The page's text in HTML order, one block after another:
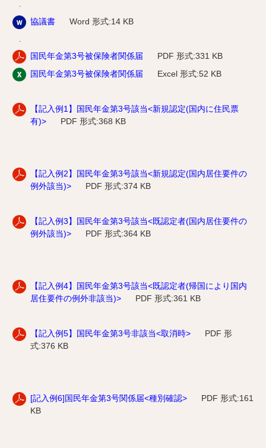
協議書
Word 形式:14 KB
国民年金第3号被保険者関係届
PDF 形式:331 KB
国民年金第3号被保険者関係届
Excel 形式:52 KB
【記入例1】国民年金第3号該当<新規認定(国内に住民票
有)>
PDF 形式:368 KB
【記入例2】国民年金第3号該当<新規認定(国内居住要件の
例外該当)>
PDF 形式:374 KB
【記入例3】国民年金第3号該当<既認定者(国内居住要件の
例外該当)>
PDF 形式:364 KB
【記入例4】国民年金第3号該当<既認定者(帰国により国内
居住要件の例外非該当)>
PDF 形式:361 KB
【記入例5】国民年金第3号非該当<取消時>
PDF 形
式:376 KB
[記入例6]国民年金第3号関係届<種別確認> PDF 形式:161
KB